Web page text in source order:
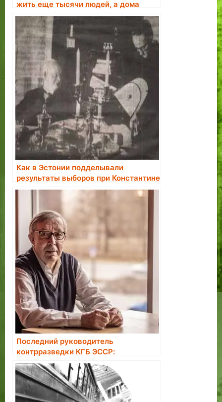
жить еще тысячи людей, а дома
нужно отобрать у недобросовестных
владельцев
Как в Эстонии подделывали
результаты выборов при Константине
Пятсе.
Последний руководитель
контрразведки КГБ ЭССР:
большинство завербованных в
агенты считали это большой честью